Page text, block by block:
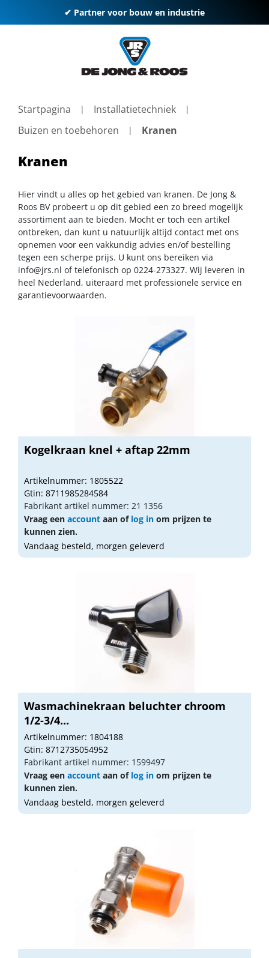
✔ Partner voor bouw en industrie
Startpagina
Installatietechniek
Buizen en toebehoren
Kranen
Kranen
Hier vindt u alles op het gebied van kranen. De Jong &
Roos BV probeert u op dit gebied een zo breed mogelijk
assortiment aan te bieden. Mocht er toch een artikel
ontbreken, dan kunt u natuurlijk altijd contact met ons
opnemen voor een vakkundig advies en/of bestelling
tegen een scherpe prijs. U kunt ons bereiken via
info@jrs.nl of telefonisch op 0224-273327. Wij leveren in
heel Nederland, uiteraard met professionele service en
garantievoorwaarden.
Kogelkraan knel + aftap 22mm
Artikelnummer: 1805522
Gtin: 8711985284584
Fabrikant artikel nummer: 21 1356
Vraag een account aan of log in om prijzen te
kunnen zien.
Vandaag besteld, morgen geleverd
Wasmachinekraan beluchter chroom
1/2-3/4...
Artikelnummer: 1804188
Gtin: 8712735054952
Fabrikant artikel nummer: 1599497
Vraag een account aan of log in om prijzen te
kunnen zien.
Vandaag besteld, morgen geleverd